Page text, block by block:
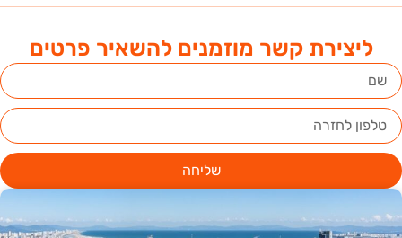
ליצירת קשר מוזמנים להשאיר פרטים
שליחה